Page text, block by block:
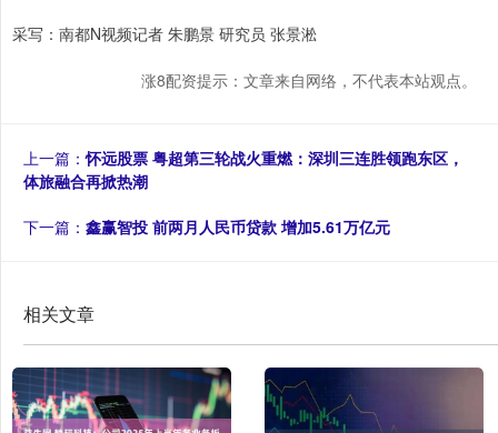
采写：南都N视频记者 朱鹏景 研究员 张景淞
涨8配资提示：文章来自网络，不代表本站观点。
上一篇：怀远股票 粤超第三轮战火重燃：深圳三连胜领跑东区，
体旅融合再掀热潮
下一篇： 鑫赢智投 前两月人民币贷款 增加5.61万亿元
相关文章